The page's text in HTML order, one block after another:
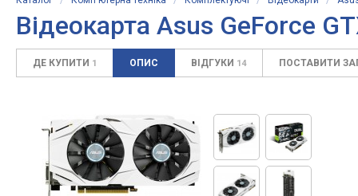
Відеокарта Asus GeForce
ДЕ КУПИТИ 1 ОПИС ВІДГУКИ 14 ПОСТАВИТИ